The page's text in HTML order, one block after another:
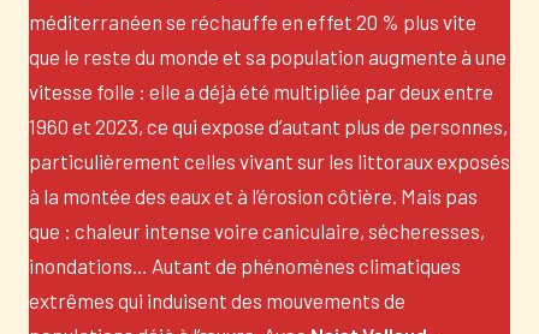
méditerranéen se réchauffe en effet 20 % plus vite
que le reste du monde et sa population augmente à une
vitesse folle : elle a déjà été multipliée par deux entre
1960 et 2023, ce qui expose d’autant plus de personnes,
particulièrement celles vivant sur les littoraux exposés
à la montée des eaux et à l’érosion côtière. Mais pas
que : chaleur intense voire caniculaire, sécheresses,
inondations… Autant de phénomènes climatiques
extrêmes qui induisent des mouvements de